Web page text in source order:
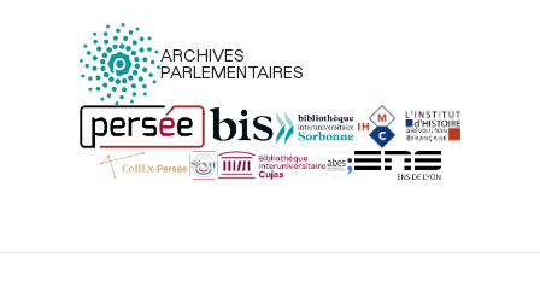
ARCHIVES
PARLEMENTAIRES
Menu